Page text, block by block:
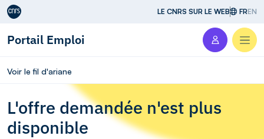
Aller au contenu LE CNRS SUR LE WEB FREN
Portail Emploi
Voir le fil d'ariane
L'offre demandée n'est plus
disponible